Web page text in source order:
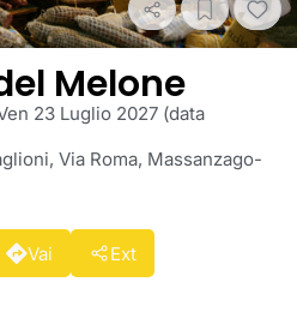
Melone
23 Luglio 2027 (data
Via Roma, Massanzago-
Vai Ext